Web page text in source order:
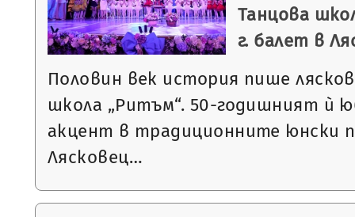
Танцова
г. балет в
Половин век история пише
школа „Ритъм“. 50-годишният ѝ
акцент в традиционните юнски
Лясковец…